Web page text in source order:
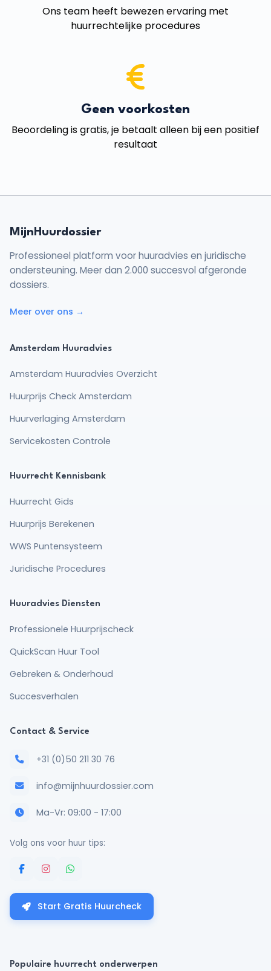
Ons team heeft bewezen ervaring met
huurrechtelijke procedures
Geen voorkosten
Beoordeling is gratis, je betaalt alleen bij een positief
resultaat
MijnHuurdossier
Professioneel platform voor huuradvies en juridische
ondersteuning. Meer dan 2.000 succesvol afgeronde
dossiers.
Meer over ons →
Amsterdam Huuradvies
Amsterdam Huuradvies Overzicht
Huurprijs Check Amsterdam
Huurverlaging Amsterdam
Servicekosten Controle
Huurrecht Kennisbank
Huurrecht Gids
Huurprijs Berekenen
WWS Puntensysteem
Juridische Procedures
Huuradvies Diensten
Professionele Huurprijscheck
QuickScan Huur Tool
Gebreken & Onderhoud
Succesverhalen
Contact & Service
+31 (0)50 211 30 76
info@mijnhuurdossier.com
Ma-Vr: 09:00 - 17:00
Volg ons voor huur tips:
Start Gratis Huurcheck
Populaire huurrecht onderwerpen